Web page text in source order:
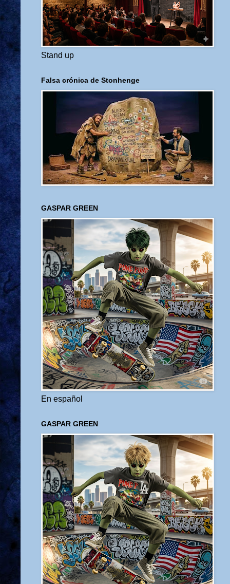
Stand up
Falsa crónica de Stonhenge
GASPAR GREEN
En español
GASPAR GREEN